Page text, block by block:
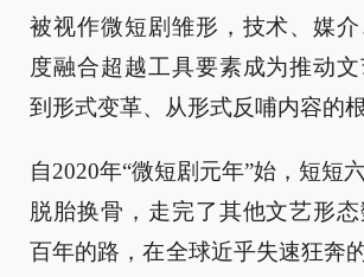
被视作微短剧雏形，技术、媒
度融合超越工具要素成为推动
到形式变革、从形式反哺内容的
自2020年“微短剧元年”始，短短
脱胎换骨，走完了其他文艺形
百年的路，在全球近乎失速狂奔